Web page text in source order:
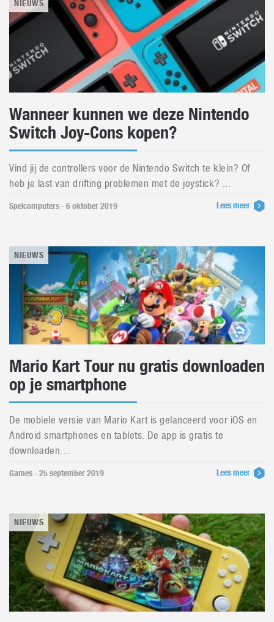
NIEUWS
Wanneer kunnen we deze Nintendo
Switch Joy-Cons kopen?
Vind jij de controllers voor de Nintendo Switch te klein? Of
heb je last van drifting problemen met de joystick? ...
Spelcomputers - 6 oktober 2019 Lees meer
NIEUWS
Mario Kart Tour nu gratis downloaden
op je smartphone
De mobiele versie van Mario Kart is gelanceerd voor iOS en
Android smartphones en tablets. De app is gratis te
downloaden....
Games - 25 september 2019 Lees meer
NIEUWS